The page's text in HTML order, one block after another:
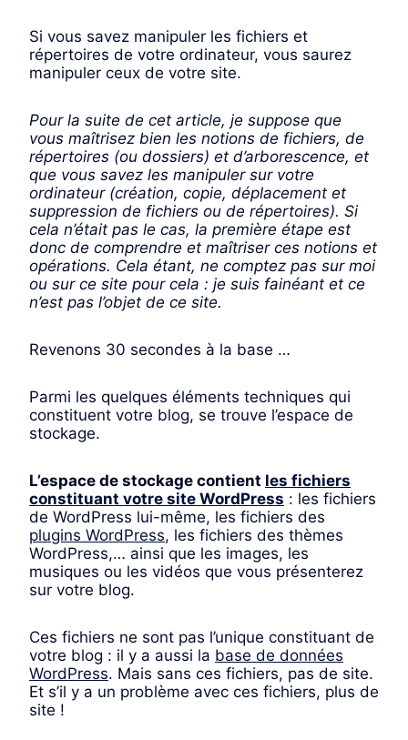
Si vous savez manipuler les fichiers et
répertoires de votre ordinateur, vous saurez
manipuler ceux de votre site.
Pour la suite de cet article, je suppose que
vous maîtrisez bien les notions de fichiers, de
répertoires (ou dossiers) et d’arborescence, et
que vous savez les manipuler sur votre
ordinateur (création, copie, déplacement et
suppression de fichiers ou de répertoires). Si
cela n’était pas le cas, la première étape est
donc de comprendre et maîtriser ces notions et
opérations. Cela étant, ne comptez pas sur moi
ou sur ce site pour cela : je suis fainéant et ce
n’est pas l’objet de ce site.
Revenons 30 secondes à la base …
Parmi les quelques éléments techniques qui
constituent votre blog, se trouve l’espace de
stockage.
L’espace de stockage contient les fichiers
constituant votre site WordPress : les fichiers
de WordPress lui-même, les fichiers des
plugins WordPress, les fichiers des thèmes
WordPress,… ainsi que les images, les
musiques ou les vidéos que vous présenterez
sur votre blog.
Ces fichiers ne sont pas l’unique constituant de
votre blog : il y a aussi la base de données
WordPress. Mais sans ces fichiers, pas de site.
Et s’il y a un problème avec ces fichiers, plus de
site !